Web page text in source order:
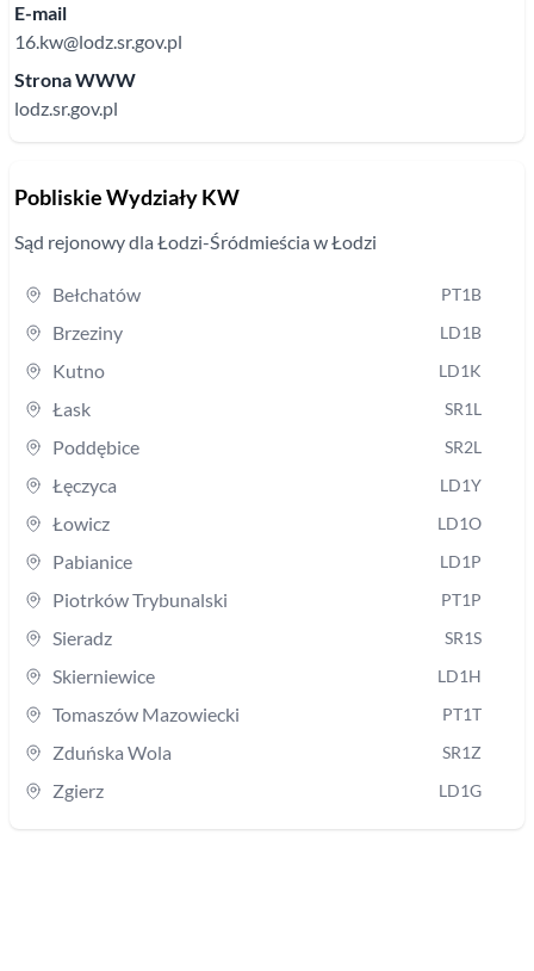
E-mail
16.kw@lodz.sr.gov.pl
Strona WWW
lodz.sr.gov.pl
Pobliskie Wydziały KW
Sąd rejonowydla Łodzi-Śródmieścia w Łodzi
Bełchatów PT1B
Brzeziny LD1B
Kutno LD1K
Łask SR1L
Poddębice SR2L
Łęczyca LD1Y
Łowicz LD1O
Pabianice LD1P
Piotrków Trybunalski PT1P
Sieradz SR1S
Skierniewice LD1H
Tomaszów Mazowiecki PT1T
Zduńska Wola SR1Z
Zgierz LD1G